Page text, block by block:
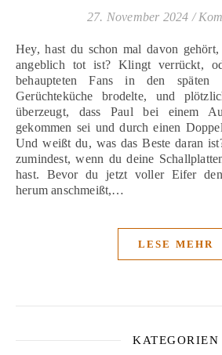
27. November 2024 /
Hey, hast du schon mal davon gehört, dass Paul McCartney
angeblich tot ist? Klingt verrückt,
behaupteten Fans in den späten
Gerüchteküche brodelte, und
überzeugt, dass Paul bei einem
gekommen sei und durch einen
Und weißt du, was das Beste daran
zumindest, wenn du deine
hast. Bevor du jetzt voller Eifer den
herum anschmeißt,…
LESE MEHR
KATEGORIEN